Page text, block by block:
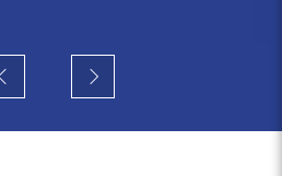
Slide précédentSlide suivant